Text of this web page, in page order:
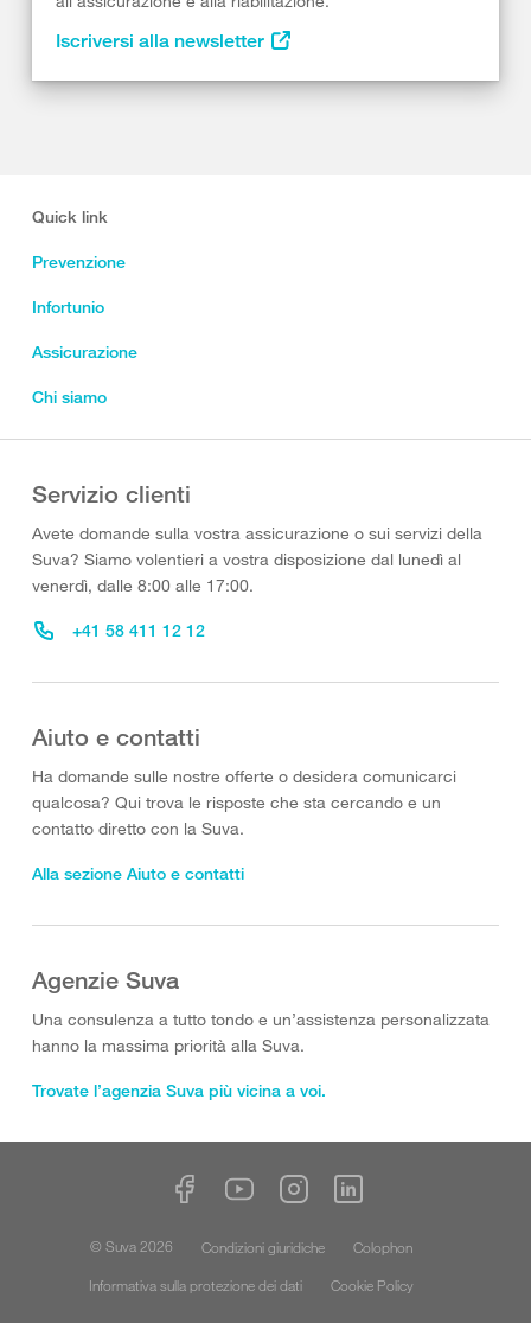
Iscriversi alla newsletter
Quick link
Prevenzione
Infortunio
Assicurazione
Chi siamo
Servizio clienti
Avete domande sulla vostra assicurazione o sui servizi della
Suva? Siamo volentieri a vostra disposizione dal lunedì al
venerdì, dalle 8:00 alle 17:00.
+41 58 411 12 12
Aiuto e contatti
Ha domande sulle nostre offerte o desidera comunicarci
qualcosa? Qui trova le risposte che sta cercando e un
contatto diretto con la Suva.
Alla sezione Aiuto e contatti
Agenzie Suva
Una consulenza a tutto tondo e un’assistenza personalizzata
hanno la massima priorità alla Suva.
Trovate l’agenzia Suva più vicina a voi.
© Suva 2026 Condizioni giuridiche
Colophon
Informativa sulla protezione dei dati
Cookie Policy